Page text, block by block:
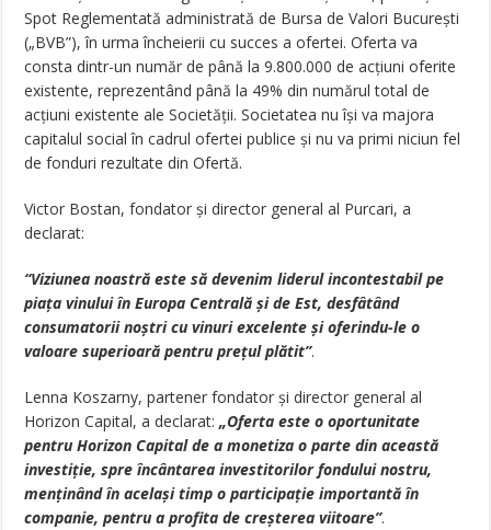
Spot Reglementată administrată de Bursa de Valori București
(„BVB”), în urma încheierii cu succes a ofertei. Oferta va
consta dintr-un număr de până la 9.800.000 de acțiuni oferite
existente, reprezentând până la 49% din numărul total de
acțiuni existente ale Societății. Societatea nu își va majora
capitalul social în cadrul ofertei publice și nu va primi niciun fel
de fonduri rezultate din Ofertă.
Victor Bostan, fondator și director general al Purcari, a
declarat:
“Viziunea noastră este să devenim liderul incontestabil pe
piața vinului în Europa Centrală și de Est, desfâtând
consumatorii noștri cu vinuri excelente și oferindu-le o
valoare superioară pentru prețul plătit”.
Lenna Koszarny, partener fondator și director general al
Horizon Capital, a declarat:„Oferta este o oportunitate
pentru Horizon Capital de a monetiza o parte din această
investiție, spre încântarea investitorilor fondului nostru,
menținând în același timp o participație importantă în
companie, pentru a profita de creșterea viitoare”.